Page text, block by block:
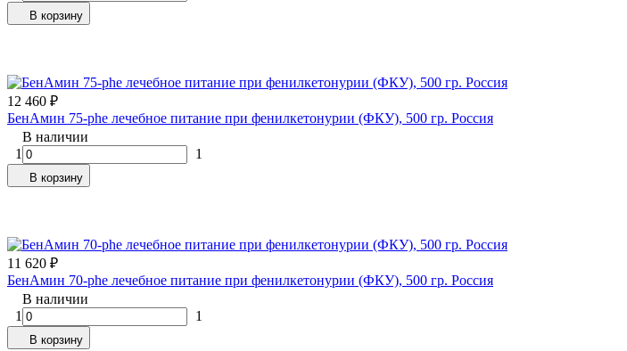
В корзину
12 460 ₽
БенАмин 75-phe лечебное питание при фенилкетонурии (ФКУ), 500 гр. Россия
В наличии
1
1
В корзину
11 620 ₽
БенАмин 70-phe лечебное питание при фенилкетонурии (ФКУ), 500 гр. Россия
В наличии
1
1
В корзину